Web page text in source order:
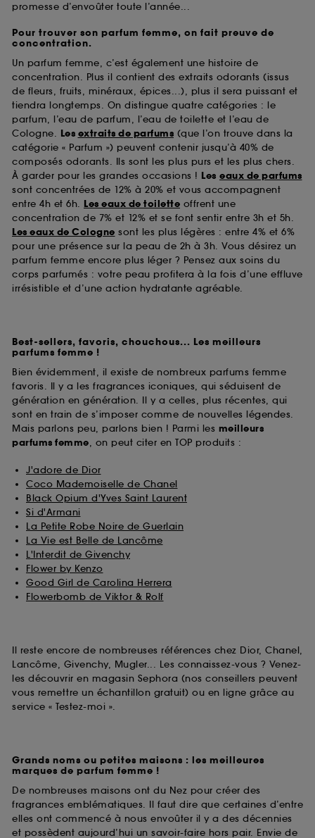
promesse d’envoûter toute l’année...
Pour trouver son parfum femme, on fait preuve de
concentration.
Un parfum femme, c’est également une histoire de
concentration. Plus il contient des extraits odorants (issus
de fleurs, fruits, minéraux, épices...), plus il sera puissant et
tiendra longtemps. On distingue quatre catégories : le
parfum, l’eau de parfum, l’eau de toilette et l’eau de
Cologne. Les extraits de parfums (que l’on trouve dans la
catégorie « Parfum ») peuvent contenir jusqu’à 40% de
composés odorants. Ils sont les plus purs et les plus chers.
À garder pour les grandes occasions ! Les eaux de parfums
sont concentrées de 12% à 20% et vous accompagnent
entre 4h et 6h. Les eaux de toilette offrent une
concentration de 7% et 12% et se font sentir entre 3h et 5h.
Les eaux de Cologne sont les plus légères : entre 4% et 6%
pour une présence sur la peau de 2h à 3h. Vous désirez un
parfum femme encore plus léger ? Pensez aux soins du
corps parfumés : votre peau profitera à la fois d’une effluve
irrésistible et d’une action hydratante agréable.
Best-sellers, favoris, chouchous... Les meilleurs
parfums femme !
Bien évidemment, il existe de nombreux parfums femme
favoris. Il y a les fragrances iconiques, qui séduisent de
génération en génération. Il y a celles, plus récentes, qui
sont en train de s’imposer comme de nouvelles légendes.
Mais parlons peu, parlons bien ! Parmi les meilleurs
parfums femme, on peut citer en TOP produits :
J'adore de Dior
Coco Mademoiselle de Chanel
Black Opium d'Yves Saint Laurent
Si d'Armani
La Petite Robe Noire de Guerlain
La Vie est Belle de Lancôme
L'Interdit de Givenchy
Flower by Kenzo
Good Girl de Carolina Herrera
Flowerbomb de Viktor & Rolf
Il reste encore de nombreuses références chez Dior, Chanel,
Lancôme, Givenchy, Mugler... Les connaissez-vous ? Venez-
les découvrir en magasin Sephora (nos conseillers peuvent
vous remettre un échantillon gratuit) ou en ligne grâce au
service « Testez-moi ».
Grands noms ou petites maisons : les meilleures
marques de parfum femme !
De nombreuses maisons ont du Nez pour créer des
fragrances emblématiques. Il faut dire que certaines d’entre
elles ont commencé à nous envoûter il y a des décennies
et possèdent aujourd’hui un savoir-faire hors pair. Envie de